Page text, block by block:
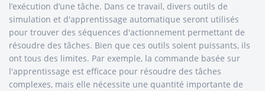
l’exécution d’une tâche. Dans ce travail, divers outils de
simulation et d'apprentissage automatique seront utilisés
pour trouver des séquences d'actionnement permettant de
résoudre des tâches. Bien que ces outils soient puissants, ils
ont tous des limites. Par exemple, la commande basée sur
l'apprentissage est efficace pour résoudre des tâches
complexes, mais elle nécessite une quantité importante de